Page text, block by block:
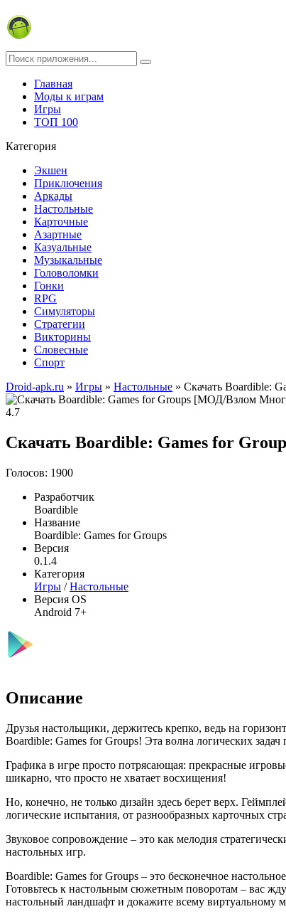
Главная
Моды к играм
Игры
ТОП 100
Категория
Экшен
Приключения
Аркады
Настольные
Карточные
Азартные
Казуальные
Музыкальные
Головоломки
Гонки
RPG
Симуляторы
Стратегии
Викторины
Словесные
Спорт
Droid-apk.ru » Игры » Настольные » Скачать Boardible:
4.7
Скачать Boardible: Games for
Голосов: 1900
Разработчик
Boardible
Название
Boardible: Games for Groups
Версия
0.1.4
Категория
Игры /Настольные
Версия OS
Android 7+
Описание
Друзья настольщики, держитесь крепко, ведь на
Boardible: Games for Groups! Эта волна логических
Графика в игре просто потрясающая: прекрасные
шикарно, что просто не хватает восхищения!
Но, конечно, не только дизайн здесь берет верх.
логические испытания, от разнообразных карточных
Звуковое сопровождение – это как мелодия
настольных игр.
Boardible: Games for Groups – это бесконечное
Готовьтесь к настольным сюжетным поворотам – вас
настольный ландшафт и докажите всему виртуальному